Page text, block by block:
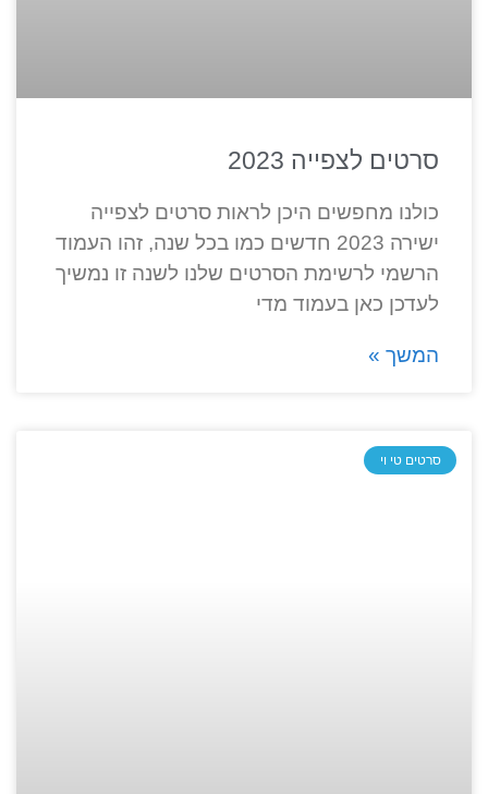
סרטים לצפייה 2023
כולנו מחפשים היכן לראות סרטים לצפייה
ישירה 2023 חדשים כמו בכל שנה, זהו העמוד
הרשמי לרשימת הסרטים שלנו לשנה זו נמשיך
לעדכן כאן בעמוד מדי
המשך »
סרטים טי וי